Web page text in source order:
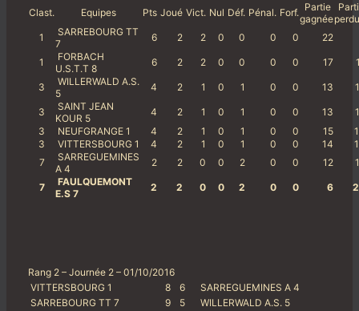
Clast. Equipes Pts Joué Vict. Nul Déf. Pénal. Forf. Partie
gagnée
1
SARREBOURG TT
7
6 2 2 0 0 0 0 22
1
FORBACH
U.S.T.T 8
6 2 2 0 0 0 0 17
3
WILLERWALD A.S.
5
4 2 1 0 1 0 0 13
3
SAINT JEAN
KOUR 5
4 2 1 0 1 0 0 13
3
NEUFGRANGE 1 4 2 1 0 1 0 0 15
3
VITTERSBOURG 1 4 2 1 0 1 0 0 14
7
SARREGUEMINES
A 4
2 2 0 0 2 0 0 12
7
FAULQUEMONT
E.S 7
2 2 0 0 2 0 0 6
Rang 2 – Journée 2 – 01/10/2016
VITTERSBOURG 1
8 6
SARREGUEMINES A 4
SARREBOURG TT 7
9 5
WILLERWALD A.S. 5